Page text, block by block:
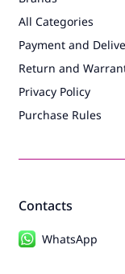
Contacts
WhatsApp
All Categories
Payment and
Return and
Privacy Policy
Purchase Rules